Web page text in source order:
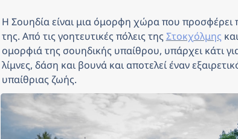
Η Σουηδία είναι μια όμορφη χώρα που προσφέρει
της. Από τις γοητευτικές πόλεις της Στοκχόλμης
ομορφιά της σουηδικής υπαίθρου, υπάρχει κάτι
λίμνες, δάση και βουνά και αποτελεί έναν
υπαίθριας ζωής.